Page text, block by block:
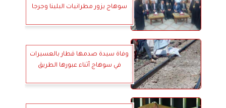
سوهاج يزور مطرانيات البلينا وجرجا
وفاة سيدة صدمها قطار بالعسيرات
في سوهاج أثناء عبورها الطريق